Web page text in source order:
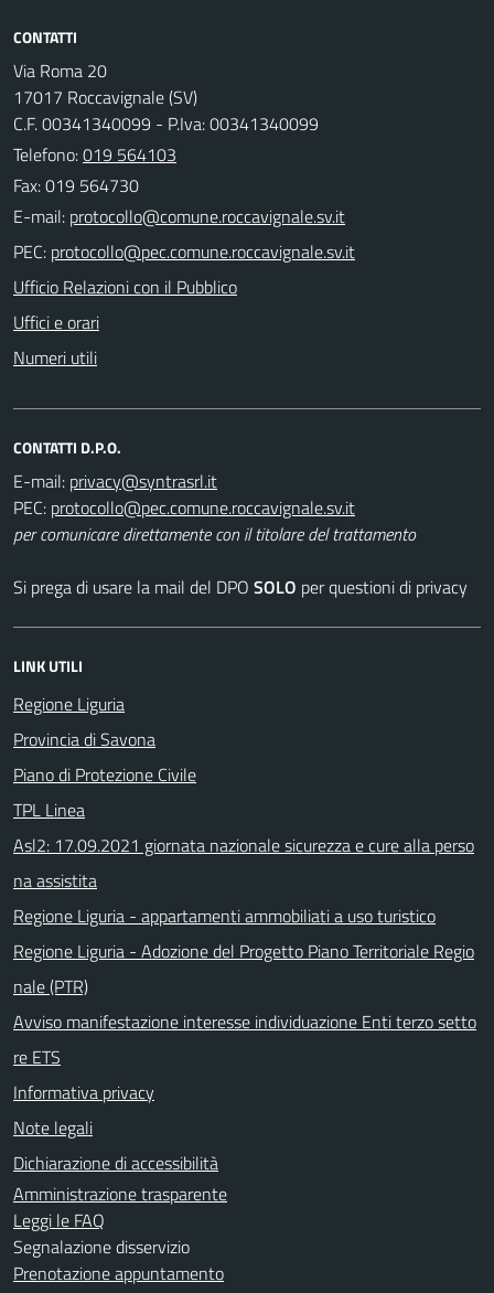
CONTATTI
Via Roma 20
17017 Roccavignale (SV)
C.F. 00341340099 - P.Iva: 00341340099
Telefono:019 564103
Fax: 019 564730
E-mail:
PEC:
Ufficio Relazioni con il Pubblico
Uffici e orari
Numeri utili
CONTATTI D.P.O.
E-mail:
PEC:
per comunicare direttamente con il titolare del trattamento
Si prega di usare la mail del DPO SOLO per questioni di privacy
LINK UTILI
Regione Liguria
Provincia di Savona
Piano di Protezione Civile
TPL Linea
Asl2: 17.09.2021 giornata nazionale sicurezza e cure alla perso
na assistita
Regione Liguria - appartamenti ammobiliati a uso turistico
Regione Liguria - Adozione del Progetto Piano Territoriale Regio
nale (PTR)
Avviso manifestazione interesse individuazione Enti terzo setto
re ETS
Informativa privacy
Note legali
Dichiarazione di accessibilità
Amministrazione trasparente
Leggi le FAQ
Segnalazione disservizio
Prenotazione appuntamento